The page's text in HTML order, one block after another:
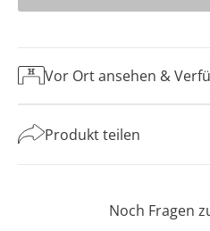
Vor Ort ansehen &
Produkt teilen
Noch Fragen